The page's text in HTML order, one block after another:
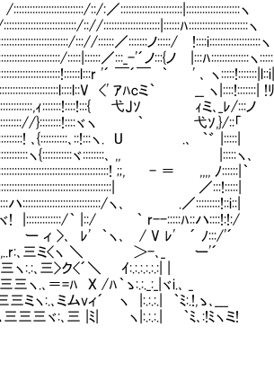
::/:／:::::::::::::::::::::::|::::::::::::::::::::ヽ
:://:::::::::::::::::::::|::::::ﾊ::::::::::::::::::::::ヽ
::://::::::／:::::::ノ:::::/ !::::i:::::::::::::::::::ヽ
:::::|::::::／:::_-'´ノ:::{ノ |:::ﾊ::::::::::::::ヽ
'´ ￣´￣ ｀ ' ､ ヽ
<' ｱﾊcミ｀ __ ヽ
ｨ:::::::!::::!:::{ 弋Jｿ ｨミ､_ﾚ/:::ノ
}::::::::!::::ヾヽ ｀ 弋ｿ,}/::「
､{::::::::::､::!:::ヽ. U .､ ｀゛ |:::::|
ヽ{:::::::::::ヾ::::::::､ ,, |:::::ヽ､
;;, - ＝ ,,,, ﾉ::::::|｀
／:::!:::::|
ヽ､ .／:::::::::!::i::|
｀ |::/ ｀ r--:::::ﾊ::ハ::::!:!:/
' ｀ヽ､ / V ﾚ' ´ ﾉ:::/'´
ミ<ヽ ＼ ＞-､_ ー'´
三>ク<´＼ ｲ:.:.:.:.:.:| |
＝=ﾊ X /ﾊ｀ゝ:.:._:_|ヾi.､ _
:.､ミムvィ´ ヽ |:.:.:.| ｀ﾐ:.!,ゝ､___
三ヾ:､三 |ﾐ| ヽ|:.:.:.| ｀ﾐ､:!ﾐヽミ!